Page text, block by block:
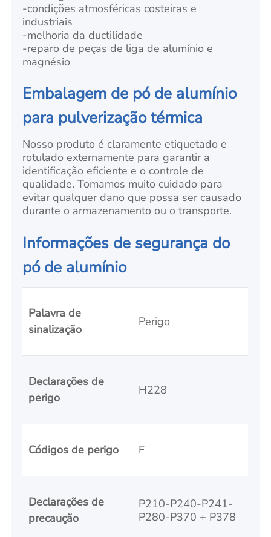
-condições atmosféricas costeiras e
industriais
-melhoria da ductilidade
-reparo de peças de liga de alumínio e
magnésio
Embalagem de pó de alumínio
para pulverização térmica
Nosso produto é claramente etiquetado e
rotulado externamente para garantir a
identificação eficiente e o controle de
qualidade. Tomamos muito cuidado para
evitar qualquer dano que possa ser causado
durante o armazenamento ou o transporte.
Informações de segurança do
pó de alumínio
Palavra de
sinalização
Perigo
Declarações de
perigo
H228
Códigos de perigo F
Declarações de
precaução
P210-P240-P241-
P280-P370 + P378